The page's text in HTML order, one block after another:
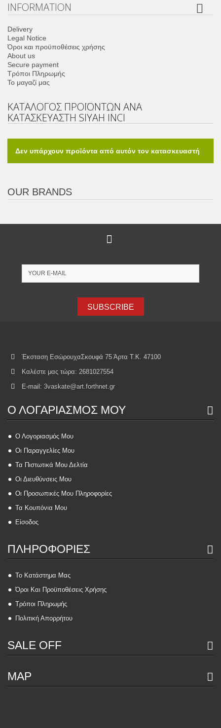
INFORMATION
Delivery
Legal Notice
Όροι και προϋποθέσεις χρήσης
About us
Secure payment
Τρόποι Πληρωμής
Το μαγαζί μας
ΚΑΤΆΛΟΓΟΣ ΠΡΟΪΌΝΤΩΝ ΑΝΑ
ΚΑΤΑΣΚΕΥΑΣΤΉ SIYAH INCI
Δεν υπάρχουν προϊόντα από αυτόν τον κατασκευαστή
OUR BRANDS
SUBSCRIBE
Έκσταση ΕσώρουχαΣκουφά 75 Άρτα Τ.Κ. 47100
Καλέστε μας τώρα: 2681027554
E-mail: 3vaskate@art.forthnet.gr
Ο ΛΟΓΑΡΙΑΣΜΌΣ ΜΟΥ
Ο Λογοριασμός Μου
Οι Παραγγελίες Μου
Τα Πιστωτικά Μου Δελτία
Οι Διευθύνσεις Μου
Οι Προσωπικές Μου Πληροφορίες
Τα Κουπόνια Μου
Είσοδος
ΠΛΗΡΟΦΟΡΊΕΣ
Το Κατάστημα Μας
Όροι Και Προϋποθέσεις Χρήσης
Τρόποι Πληρωμής
Πολιτική Απορρήτου
SALE OFF
MAP